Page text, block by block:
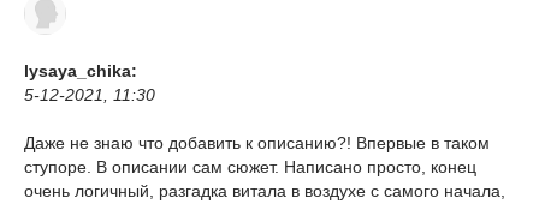
lysaya_chika:
5-12-2021, 11:30
Даже не знаю что добавить к описанию?! Впервые в таком
ступоре. В описании сам сюжет. Написано просто, конец
очень логичный, разгадка витала в воздухе с самого начала,